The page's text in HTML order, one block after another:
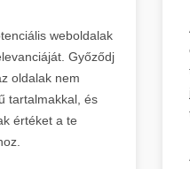
weboldalak
Győződj
oldalak nem
tartalmakkal, és
értéket a te